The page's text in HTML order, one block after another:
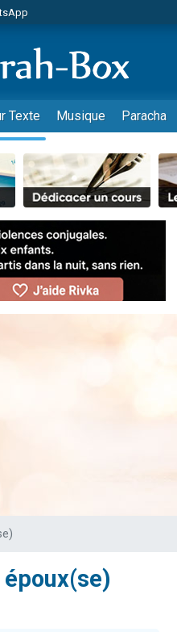
de vacances aux Orphelins
80 ans, dans un appartement
la jambe de Yohan
Zoom
: Le Chabbath et le Birkat
Texte Musique Paracha